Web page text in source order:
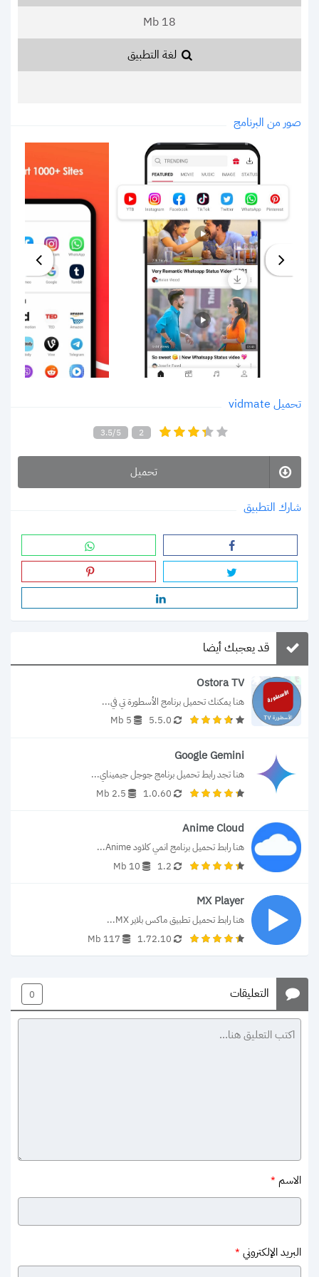
18 Mb
لغة التطبيق
صور من البرنامج
تحميل vidmate
3.5/5 2
تحميل
شارك التطبيق
قد يعجبك أيضا
Ostora TV
هنا يمكنك تحميل برنامج الأسطورة تي في...
5.5.0
5 Mb
Google Gemini
هنا تجد رابط تحميل برنامج جوجل جيميناي...
1.0.60
2.5 Mb
Anime Cloud
هنا رابط تحميل برنامج انمي كلاود Anime...
1.2
10 Mb
MX Player
هنا رابط تحميل تطبيق ماكس بلاير MX...
1.72.10
117 Mb
التعليقات 0
الاسم *
البريد الإلكتروني *